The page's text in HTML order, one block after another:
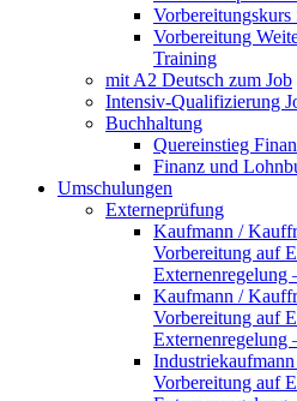
Vorbereitung
Training
mit A2 Deutsch zum Job
Intensiv-Qualifizierung
Buchhaltung
Quereinstieg
Finanz und
Umschulungen
Externeprüfung
Kaufmann /
Vorbereitung auf
Kaufmann /
Vorbereitung auf
Vorbereitung auf